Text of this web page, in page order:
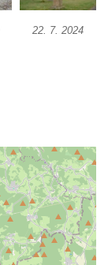
22. 7. 2024